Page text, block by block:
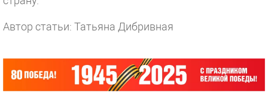
Автор статьи: Татьяна Дибривная